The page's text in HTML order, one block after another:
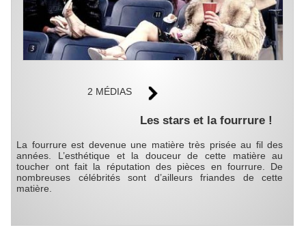
2 MÉDIAS
Les stars et la fourrure !
La fourrure est devenue une matière très prisée au fil des
années. L’esthétique et la douceur de cette matière au
toucher ont fait la réputation des pièces en fourrure. De
nombreuses célébrités sont d’ailleurs friandes de cette
matière.